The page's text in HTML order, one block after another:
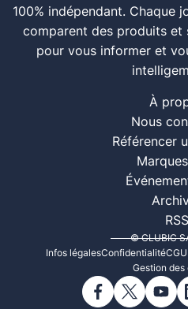
100% indépendant. Chaque
comparent des produits et
pour vous informer et
À
Nous
Référencer
RSS
© CLUBIC
Infos légalesConfidentialitéCGU
Gestion des